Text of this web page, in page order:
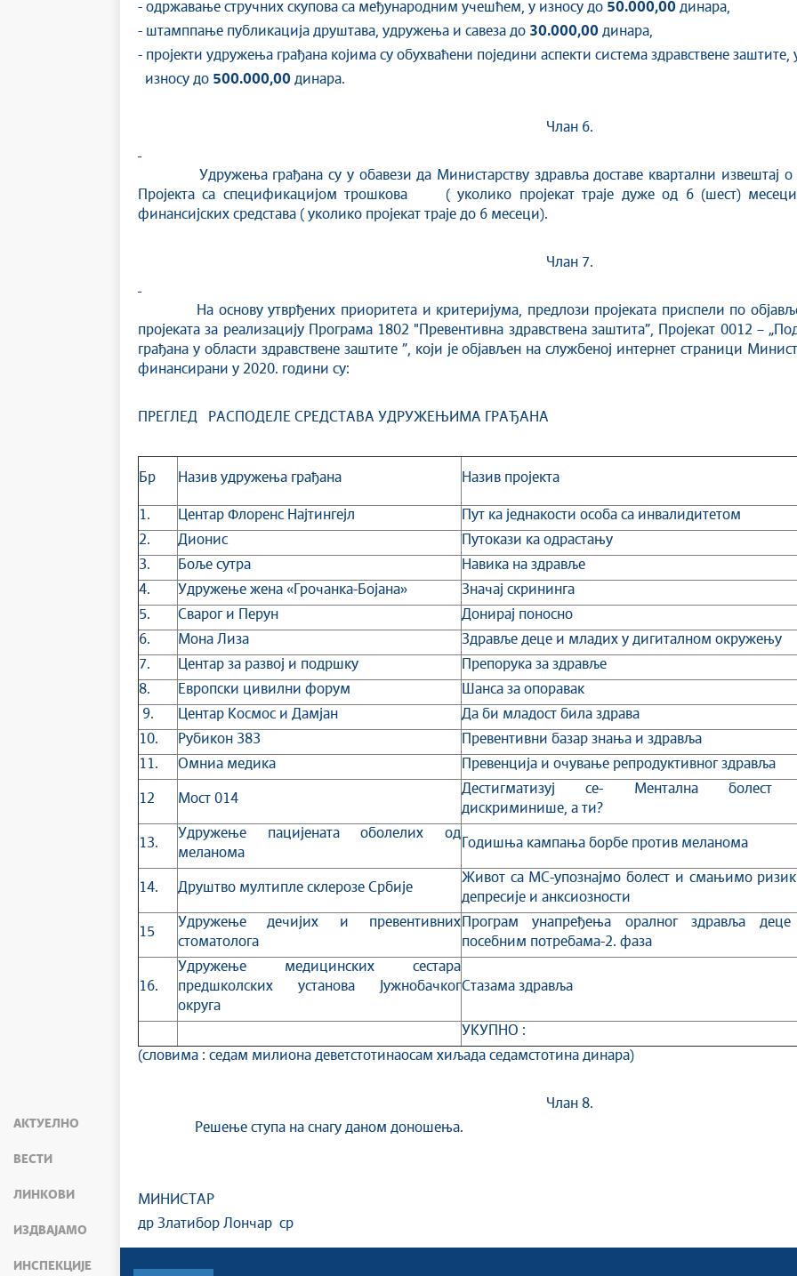
АКТУЕЛНО
ВЕСТИ
ЛИНКОВИ
ИЗДВАЈАМО
ИНСПЕКЦИЈЕ
- одржавање стручних скупова са међународним учешћем, у износу до 50.000,00 динара,
- штамппање публикација друштава, удружења и савеза до 30.000,00 динара,
- пројекти удружења грађана којима су обухваћени поједини аспекти система здравствене заштите,
износу до 500.000,00 динара.
Члан 6.
Удружења грађана су у обавези да Министарству здравља доставе квартални извештај о
Пројекта са спецификацијом трошкова ( уколико пројекат траје дуже од 6 (шест)
финансијских средстава ( уколико пројекат траје до 6 месеци).
Члан 7.
На основу утврђених приоритета и критеријума, предлози пројеката приспели по
пројеката за реализацију Програма 1802 "Превентивна здравствена заштита”, Пројекат 0012 –
грађана у области здравствене заштите ”, који је објављен на службеној интернет страници
финансирани у 2020. години су:
ПРЕГЛЕД РАСПОДЕЛЕ СРЕДСТАВА УДРУЖЕЊИМА ГРАЂАНА
Бр Назив удружења грађана Назив пројекта
1. Центар Флоренс Најтингејл
Пут ка једнакости особа са инвалидитетом
2.
Дионис
Путокази ка одрастању
3.
Боље сутра
Навика на здравље
4.
Удружење жена «Грочанка-Бојана»
Значај скрининга
5.
Сварог и Перун
Донирај поносно
6.
Мона Лиза
Здравље деце и младих у дигиталном окружењу
7.
Центар за развој и подршку
Препорука за здравље
8.
Европски цивилни форум
Шанса за опоравак
9.
Цeнтaр Космос и Дамјан
Да би младост била здрава
10.
Рубикон 383
Превентивни базар знања и здравља
11.
Омниа медика Превенција и очување репродуктивног здравља
12 Мост 014
Дестигматизуј се- Ментална болест
дискриминише, а ти?
13.
Удружење пацијената оболелих од
меланома
Годишња кампања борбе против меланома
14. Друштво мултипле склерозе Србиje
Живот са МС-упознајмо болест и смањимо
депресије и анксиозности
15
Удружење дечијих и превентивних
стоматолога
Програм унапређења оралног здравља
посебним потребама-2. фаза
16.
Удружење медицинских сестара
предшколских установа Јужнобачког
округа
Стазама здравља
УКУПНО :
(словима : седам милиона деветстотинаосам хиљада седамстотина динара)
Члан 8.
Решење ступа на снагу даном доношења.
МИНИСТАР
др Златибор Лончар ср